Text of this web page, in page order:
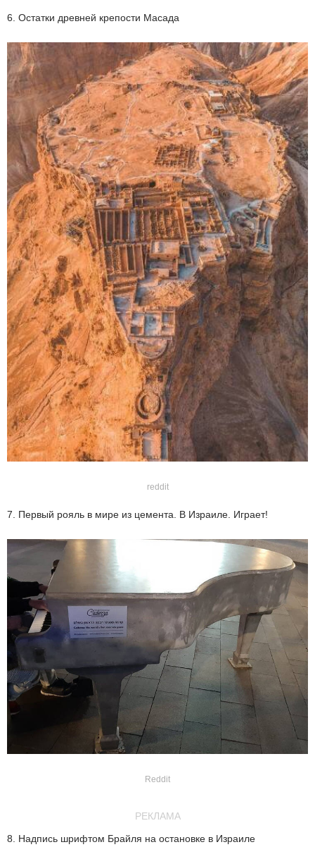
6. Остатки древней крепости Масада
reddit
7. Первый рояль в мире из цемента. В Израиле. Играет!
Reddit
РЕКЛАМА
8. Надпись шрифтом Брайля на остановке в Израиле